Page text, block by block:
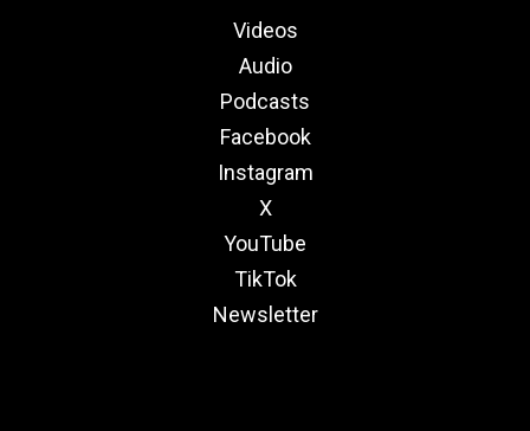
Videos
Audio
Podcasts
Facebook
Instagram
X
YouTube
TikTok
Newsletter